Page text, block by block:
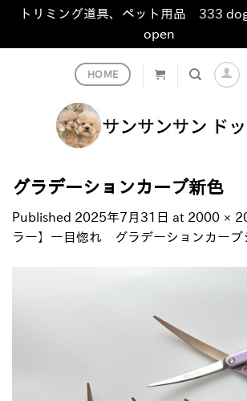
トリミング道具、ペット用品 333
open
HOME
グラデーションカーブ新色
Published 2025年7月31日 at 2000 ×
ラー】一目惚れ グラデーションカーブ